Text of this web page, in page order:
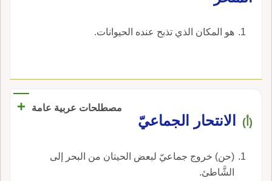
‏هو المكان الذي تذبح عنده الحيوانات‏.
مصطلحات عربية عامة +
(أ) الانتحار الجماعيّ
(حن) خروج جماعيّ لبعض الحيتان من البحر إلى
الشَّاطئ.